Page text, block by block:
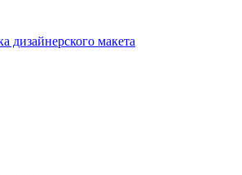
дизайнерского макета